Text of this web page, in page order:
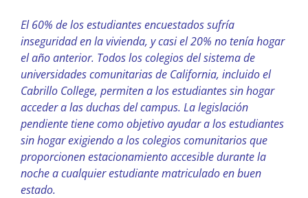
El 60% de los estudiantes encuestados sufría
inseguridad en la vivienda, y casi el 20% no tenía hogar
el año anterior. Todos los colegios del sistema de
universidades comunitarias de California, incluido el
Cabrillo College, permiten a los estudiantes sin hogar
acceder a las duchas del campus. La legislación
pendiente tiene como objetivo ayudar a los estudiantes
sin hogar exigiendo a los colegios comunitarios que
proporcionen estacionamiento accesible durante la
noche a cualquier estudiante matriculado en buen
estado.